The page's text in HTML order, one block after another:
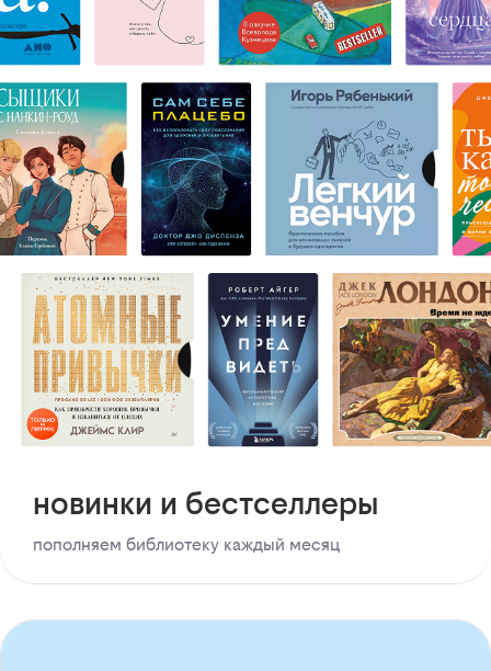
новинки и бестселлеры
пополняем библиотеку каждый месяц